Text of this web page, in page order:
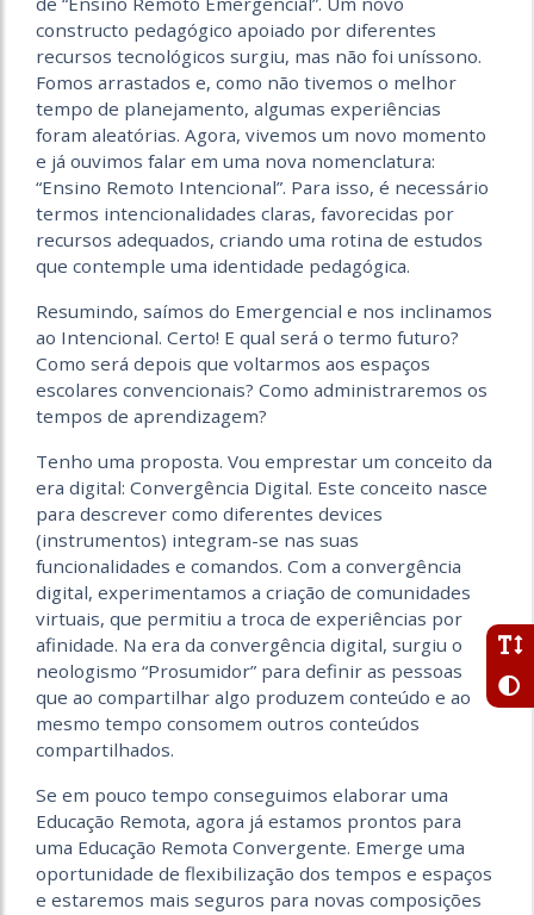
constructo pedagógico apoiado por diferentes
recursos tecnológicos surgiu, mas não foi uníssono.
Fomos arrastados e, como não tivemos o melhor
tempo de planejamento, algumas experiências
foram aleatórias. Agora, vivemos um novo momento
e já ouvimos falar em uma nova nomenclatura:
“Ensino Remoto Intencional”. Para isso, é necessário
termos intencionalidades claras, favorecidas por
recursos adequados, criando uma rotina de estudos
que contemple uma identidade pedagógica.
Resumindo, saímos do Emergencial e nos inclinamos
ao Intencional. Certo! E qual será o termo futuro?
Como será depois que voltarmos aos espaços
escolares convencionais? Como administraremos os
tempos de aprendizagem?
Tenho uma proposta. Vou emprestar um conceito da
era digital: Convergência Digital. Este conceito nasce
para descrever como diferentes devices
(instrumentos) integram-se nas suas
funcionalidades e comandos. Com a convergência
digital, experimentamos a criação de comunidades
virtuais, que permitiu a troca de experiências por
afinidade. Na era da convergência digital, surgiu o
neologismo “Prosumidor” para definir as pessoas
que ao compartilhar algo produzem conteúdo e ao
mesmo tempo consomem outros conteúdos
compartilhados.
Se em pouco tempo conseguimos elaborar uma
Educação Remota, agora já estamos prontos para
uma Educação Remota Convergente. Emerge uma
oportunidade de flexibilização dos tempos e espaços
e estaremos mais seguros para novas composições